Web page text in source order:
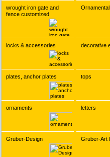
wrought iron gate and
fence customized
locks & accessories decorative
plates, anchor plates tops
ornaments letters
Gruber-Design Gruber-Art